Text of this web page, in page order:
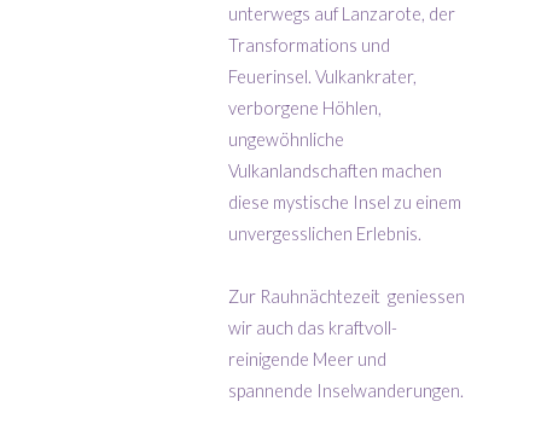
unterwegs auf Lanzarote, der
Transformations und
Feuerinsel. Vulkankrater,
verborgene Höhlen,
ungewöhnliche
Vulkanlandschaften machen
diese mystische Insel zu einem
unvergesslichen Erlebnis.
Zur Rauhnächtezeit geniessen
wir auch das kraftvoll-
reinigende Meer und
spannende Inselwanderungen.